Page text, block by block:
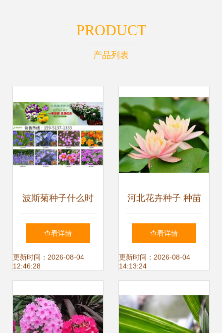
PRODUCT
产品列表
波斯菊种子什么时
候种植开花好看吗
是菊花吗|花卉种
信息|597苗木网
查看详情
更新时间：2026-08-04
12:46:28
河北花卉种子 种苗
批发 可靠的河北花
卉种子 种苗厂家货
查看详情
更新时间：2026-08-04
14:13:24